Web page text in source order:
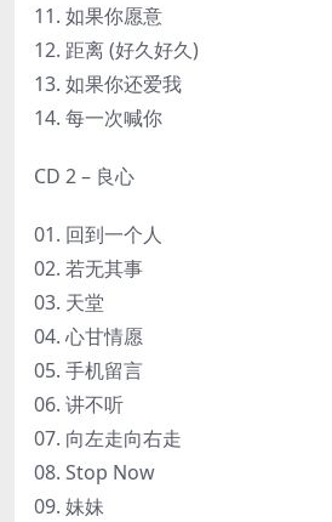
11. 如果你愿意
12. 距离 (好久好久)
13. 如果你还爱我
14. 每一次喊你
CD 2 – 良心
01. 回到一个人
02. 若无其事
03. 天堂
04. 心甘情愿
05. 手机留言
06. 讲不听
07. 向左走向右走
08. Stop Now
09. 妹妹